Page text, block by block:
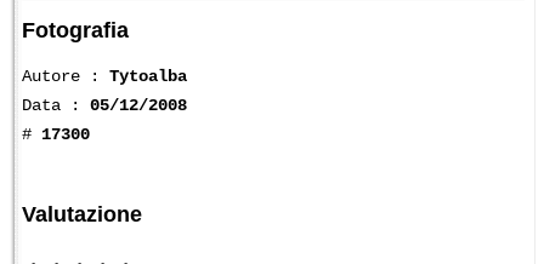
Fotografia
Autore : Tytoalba
Data : 05/12/2008
# 17300
Valutazione